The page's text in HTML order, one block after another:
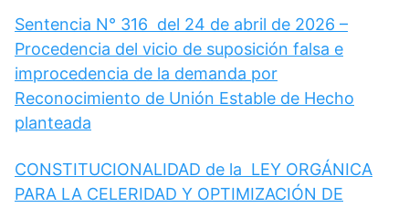
Sentencia N° 316 del 24 de abril de 2026 –
Procedencia del vicio de suposición falsa e
improcedencia de la demanda por
Reconocimiento de Unión Estable de Hecho
planteada
CONSTITUCIONALIDAD de la LEY ORGÁNICA
PARA LA CELERIDAD Y OPTIMIZACIÓN DE